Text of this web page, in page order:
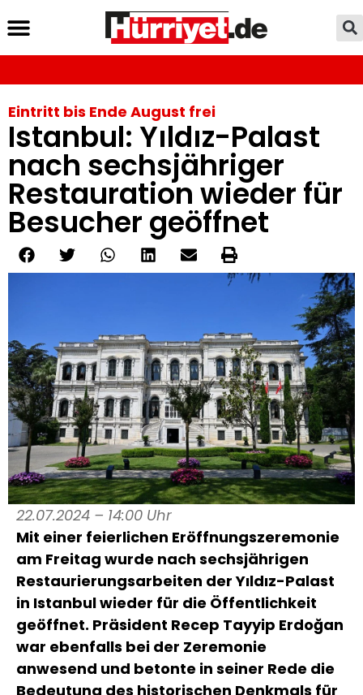
Eintritt bis Ende August frei
Istanbul: Yıldız-Palast
nach sechsjähriger
Restauration wieder für
Besucher geöffnet
22.07.2024 – 14:00 Uhr
Mit einer feierlichen Eröffnungszeremonie
am Freitag wurde nach sechsjährigen
Restaurierungsarbeiten der Yıldız-Palast
in Istanbul wieder für die Öffentlichkeit
geöffnet. Präsident Recep Tayyip Erdoğan
war ebenfalls bei der Zeremonie
anwesend und betonte in seiner Rede die
Bedeutung des historischen Denkmals für